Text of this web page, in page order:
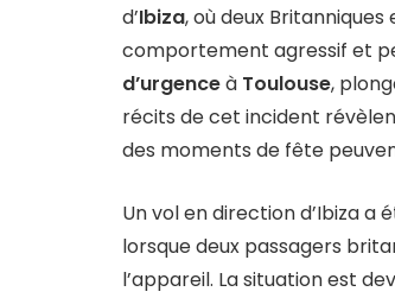
d’Ibiza, où deux Britanniques
comportement agressif et
d’urgenceà Toulouse,
récits de cet incident
des moments de fête
Un vol en direction d’Ibiza
lorsque deux passagers
l’appareil. La situation est